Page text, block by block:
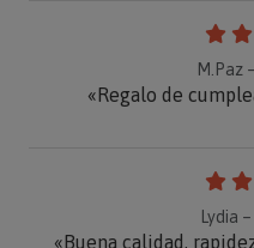
M.Paz
«Regalo de
Lydia
«Buena calidad,